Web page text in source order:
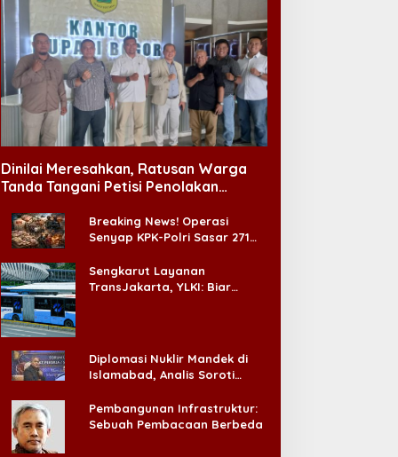
Dinilai Meresahkan, Ratusan Warga
Tanda Tangani Petisi Penolakan
Breaking News! Operasi
Senyap KPK-Polri Sasar 271
Ada ‘Badai Pemeriksaan’
Sengkarut Layanan
TransJakarta, YLKI: Biar
Diplomasi Nuklir Mandek di
Islamabad, Analis Soroti
Pembangunan Infrastruktur:
Sebuah Pembacaan Berbeda